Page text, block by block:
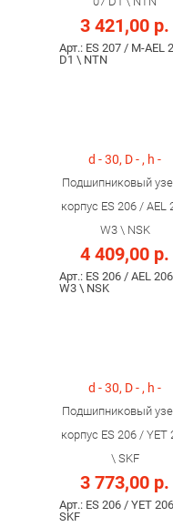
3 421,00 р.
Арт.: ES 207 / M-AEL
D1 \ NTN
d - 30, D - , h -
Подшипниковый
корпус ES 206 / AEL
W3 \ NSK
4 409,00 р.
Арт.: ES 206 / AEL 206
W3 \ NSK
d - 30, D - , h -
Подшипниковый
корпус ES 206 / YET
\ SKF
3 773,00 р.
Арт.: ES 206 / YET
SKF